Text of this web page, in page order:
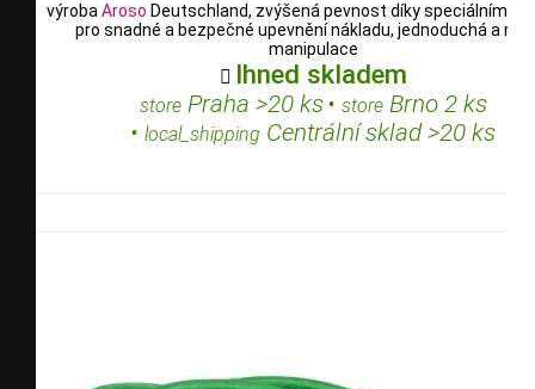
výrobaAroso Deutschland, zvýšená pevnost díky speciálním
pro snadné a bezpečné upevnění nákladu, jednoduchá a
manipulace
 Ihned skladem
storePraha >20 ks• storeBrno 2 ks
• local_shipping Centrální sklad >20 ks